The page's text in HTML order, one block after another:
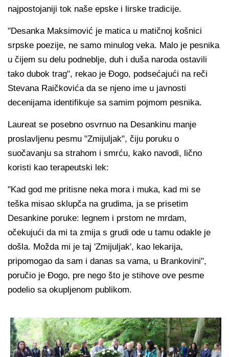
najpostojaniji tok naše epske i lirske tradicije.
"Desanka Maksimović je matica u matičnoj košnici
srpske poezije, ne samo minulog veka. Malo je pesnika
u čijem su delu podneblje, duh i duša naroda ostavili
tako dubok trag", rekao je Đogo, podsećajući na reči
Stevana Raičkovića da se njeno ime u javnosti
decenijama identifikuje sa samim pojmom pesnika.
Laureat se posebno osvrnuo na Desankinu manje
proslavljenu pesmu "Zmijuljak", čiju poruku o
suočavanju sa strahom i smrću, kako navodi, lično
koristi kao terapeutski lek:
"Kad god me pritisne neka mora i muka, kad mi se
teška misao sklupča na grudima, ja se prisetim
Desankine poruke: legnem i prstom ne mrdam,
očekujući da mi ta zmija s grudi ode u tamu odakle je
došla. Možda mi je taj 'Zmijuljak', kao lekarija,
pripomogao da sam i danas sa vama, u Brankovini",
poručio je Đogo, pre nego što je stihove ove pesme
podelio sa okupljenom publikom.